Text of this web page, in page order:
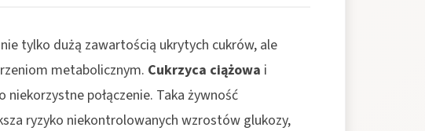
tylko dużą zawartością ukrytych cukrów, ale
metabolicznym. Cukrzyca ciążowa i
połączenie. Taka żywność
ryzyko niekontrolowanych wzrostów glukozy,